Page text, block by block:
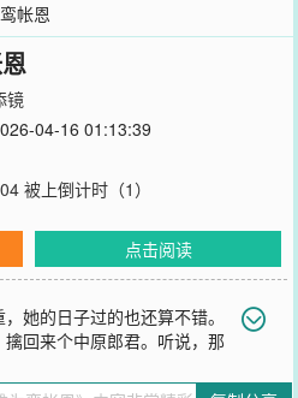
帐恩
镜
04-16 01:13:39
被上倒计时（1）
点击阅读
她的日子过的也还算不错。
回来个中原郎君。听说，那
，但他宁死不屈，百般受刑羞辱皆